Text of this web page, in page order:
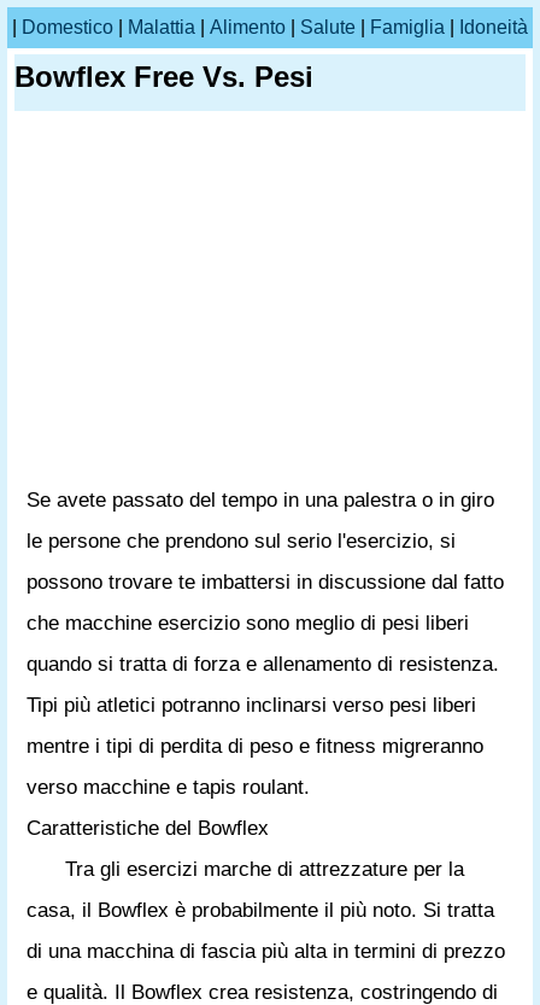
Domestico Malattia Alimento Salute Famiglia Idoneità
Bowflex Free Vs. Pesi
Se avete passato del tempo in una palestra o in giro
le persone che prendono sul serio l'esercizio, si
possono trovare te imbattersi in discussione dal fatto
che macchine esercizio sono meglio di pesi liberi
quando si tratta di forza e allenamento di resistenza.
Tipi più atletici potranno inclinarsi verso pesi liberi
mentre i tipi di perdita di peso e fitness migreranno
verso macchine e tapis roulant.
Caratteristiche del Bowflex
Tra gli esercizi marche di attrezzature per la
casa, il Bowflex è probabilmente il più noto. Si tratta
di una macchina di fascia più alta in termini di prezzo
e qualità. Il Bowflex crea resistenza, costringendo di